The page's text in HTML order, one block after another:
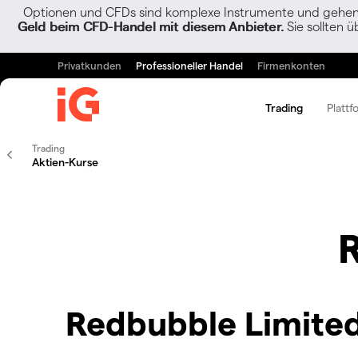
Optionen und CFDs sind komplexe Instrumente und
Geld beim CFD-Handel mit diesem Anbieter. Sie sollten
Privatkunden Professioneller Handel Firmenkonten
Trading
Trading
Aktien-Kurse
Redbubble